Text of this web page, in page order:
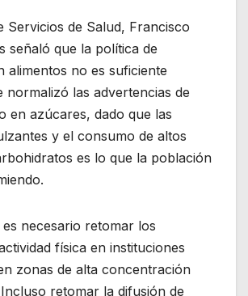
Servicios de Salud, Francisco
señaló que la política de
alimentos no es suficiente
normalizó las advertencias de
en azúcares, dado que las
y el consumo de altos
es lo que la población
necesario retomar los
física en instituciones
zonas de alta concentración
retomar la difusión de